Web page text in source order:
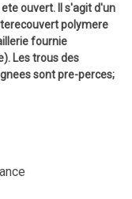
ouvert. Il s'agit d'un
polymere
fournie
Les trous des
sont pre-perces;